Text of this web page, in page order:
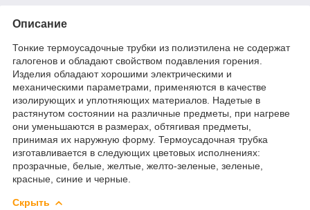
Описание
Тонкие термоусадочные трубки из полиэтилена не содержат
галогенов и обладают свойством подавления горения.
Изделия обладают хорошими электрическими и
механическими параметрами, применяются в качестве
изолирующих и уплотняющих материалов. Надетые в
растянутом состоянии на различные предметы, при нагреве
они уменьшаются в размерах, обтягивая предметы,
принимая их наружную форму. Термоусадочная трубка
изготавливается в следующих цветовых исполнениях:
прозрачные, белые, желтые, желто-зеленые, зеленые,
красные, синие и черные.
Скрыть